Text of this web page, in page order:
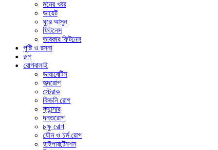
মনের খবর
ডায়েট
ঘুরে আসুন
ফিটনেস
তারকার ফিটনেস
পুষ্টি ও রসনা
রূপ
রোগবালাই
ডায়াবেটিস
হৃদরোগ
স্ট্রোক
কিডনি রোগ
ক্যান্সার
দন্তরোগ
চক্ষু রোগ
যৌন ও চর্ম রোগ
হাইপারটেনশন